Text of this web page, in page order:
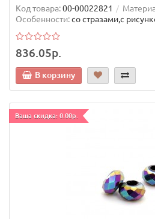
Код товара:00-00022821
Особенности:со стразами,с
836.05р.
В корзину
Ваша скидка: 0.00р.